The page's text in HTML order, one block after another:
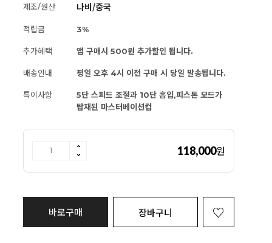
제조/원산 나비/중국
적립금 3%
추가혜택 앱 구매시 500원 추가할인 됩니다.
배송안내 평일 오후 4시 이전 구매 시 당일 발송됩니다.
특이사항
5단 스피드 조절과 10단 흡입,피스톤 모드가
탑재된 마스터베이션컵
118,000원
바로구매 장바구니